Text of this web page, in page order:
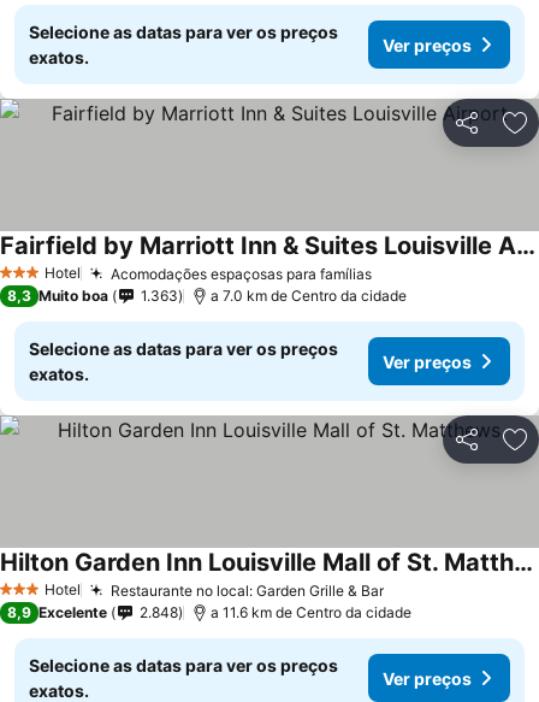
Selecione as datas para ver os preços
exatos.
Ver preços
Partilhar
3 EstrelasHotel Acomodações espaçosas para famílias
Fairfield by Marriott Inn & Suites Louisville Airport
8,3 Muito boa 1.363 a 7.0 km de Centro da cidade
Selecione as datas para ver os preços
exatos.
Ver preços
Partilhar
3 EstrelasHotel Restaurante no local: Garden Grille & Bar
Hilton Garden Inn Louisville Mall of St. Matthews
8,9 Excelente 2.848 a 11.6 km de Centro da cidade
Selecione as datas para ver os preços
exatos.
Ver preços